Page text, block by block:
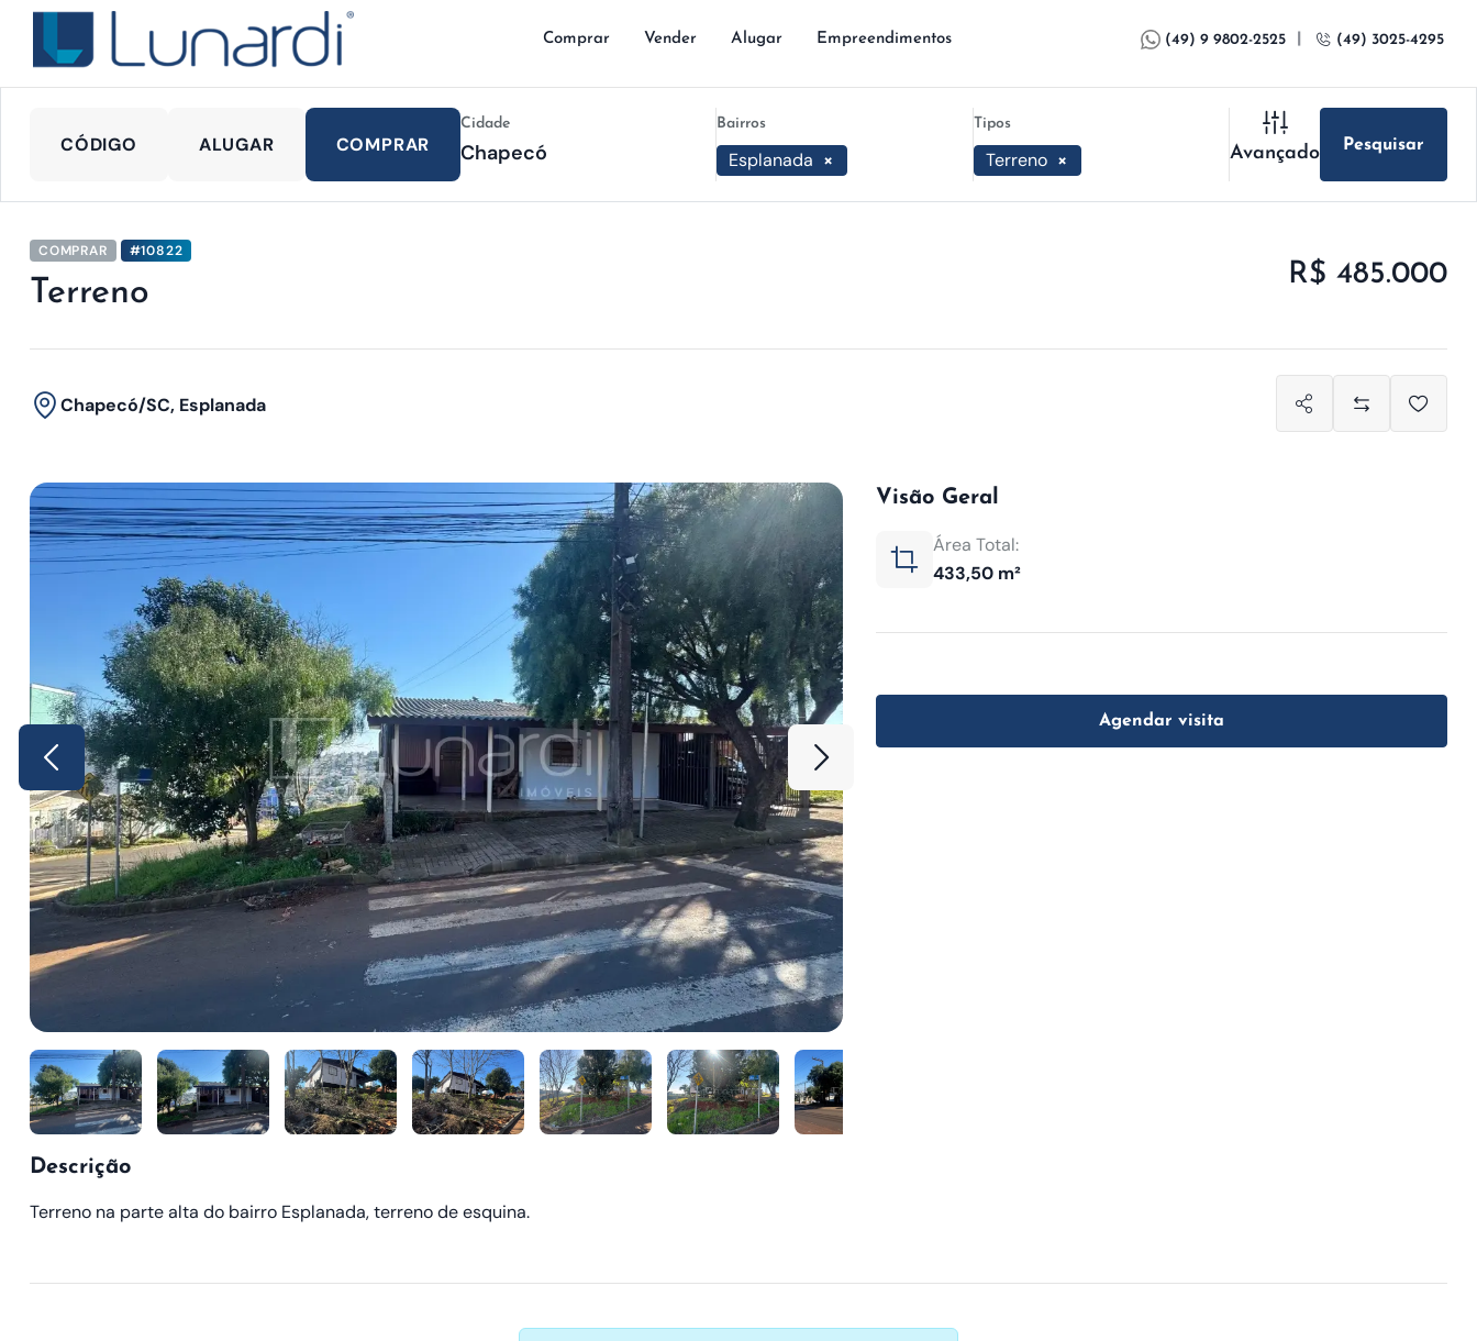
Comprar Vender Alugar Empreendimentos (49) 9 9802-2525 | (49) 3025-4295
CÓDIGO ALUGAR COMPRAR
Cidade Bairros
×
Esplanada
Tipos
×
Terreno Avançado Pesquisar
COMPRAR #10822
Terreno
R$ 485.000
Chapecó/SC, Esplanada
Visão Geral
Área Total:
433,50 m²
Agendar visita
Descrição
Terreno na parte alta do bairro Esplanada, terreno de esquina.